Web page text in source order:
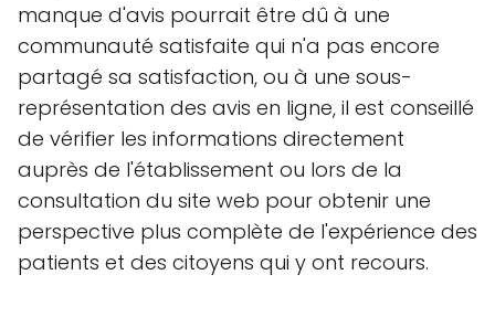
manque d'avis pourrait être dû à une
communauté satisfaite qui n'a pas encore
partagé sa satisfaction, ou à une sous-
représentation des avis en ligne, il est conseillé
de vérifier les informations directement
auprès de l'établissement ou lors de la
consultation du site web pour obtenir une
perspective plus complète de l'expérience des
patients et des citoyens qui y ont recours.